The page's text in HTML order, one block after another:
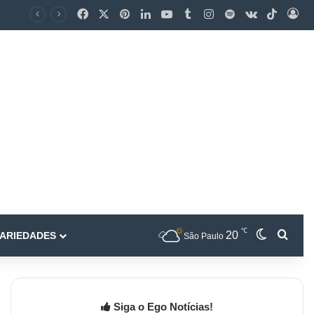
São Paulo 20 ℃
Siga o Ego Notícias!